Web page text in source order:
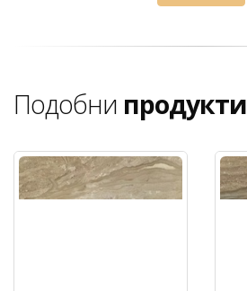
Подобни продукти